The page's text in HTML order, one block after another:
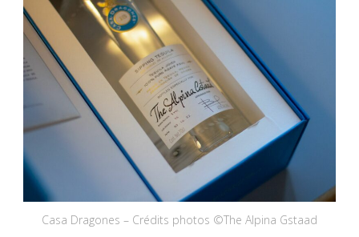
Casa Dragones – Crédits photos ©The Alpina Gstaad